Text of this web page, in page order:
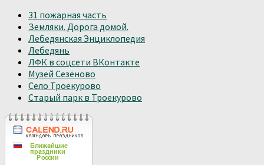
31 пожарная часть
Земляки. Дорога домой.
Лебедянская Энциклопедия
Лебедянь
ЛФК в соцсети ВКонтакте
Музей Сезёново
Село Троекурово
Старый парк в Троекурово